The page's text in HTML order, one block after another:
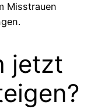
Misstrauen
jetzt